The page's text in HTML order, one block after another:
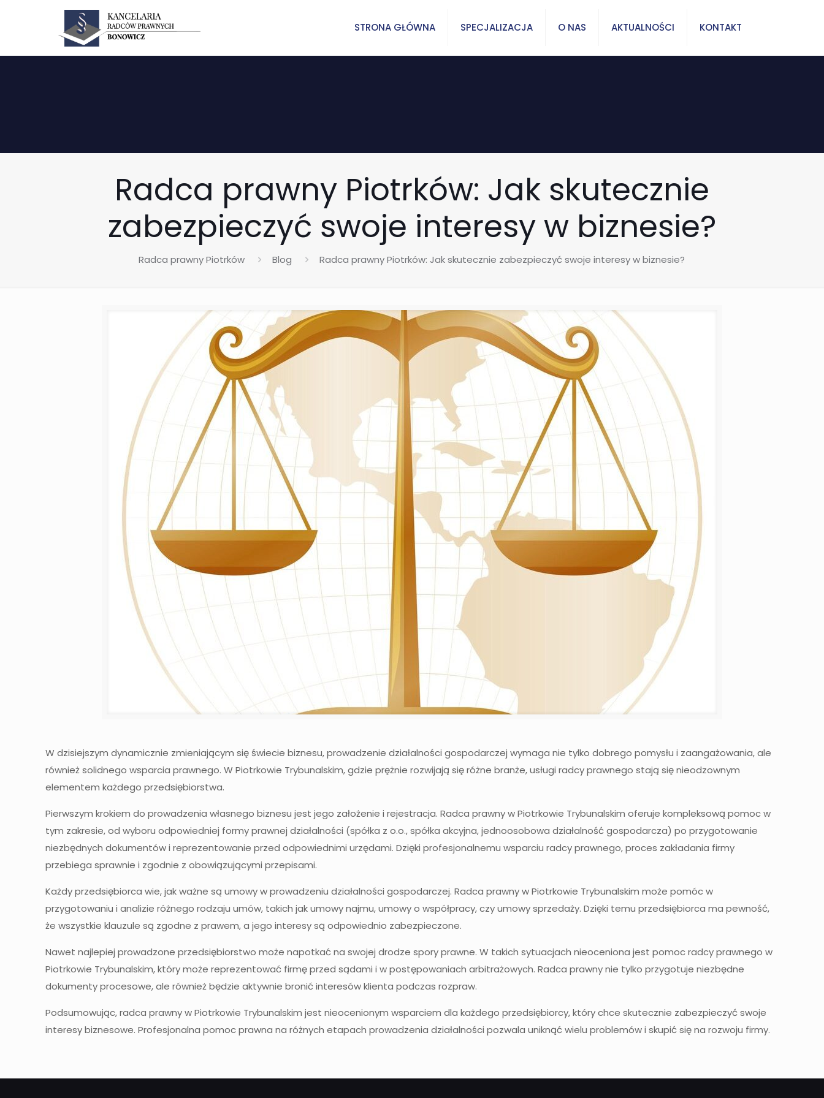
STRONA GŁÓWNA SPECJALIZACJA O NAS AKTUALNOŚCI KONTAKT
Radca prawny Piotrków: Jak skutecznie
zabezpieczyć swoje interesy w biznesie?
Radca prawny Piotrków Blog Radca prawny Piotrków: Jak skutecznie zabezpieczyć swoje interesy w biznesie?
W dzisiejszym dynamicznie zmieniającym się świecie biznesu, prowadzenie działalności gospodarczej wymaga nie tylko dobrego pomysłu i zaangażowania, ale
również solidnego wsparcia prawnego. W Piotrkowie Trybunalskim, gdzie prężnie rozwijają się różne branże, usługi radcy prawnego stają się nieodzownym
elementem każdego przedsiębiorstwa.
Pierwszym krokiem do prowadzenia własnego biznesu jest jego założenie i rejestracja. Radca prawny w Piotrkowie Trybunalskim oferuje kompleksową pomoc w
tym zakresie, od wyboru odpowiedniej formy prawnej działalności (spółka z o.o., spółka akcyjna, jednoosobowa działalność gospodarcza) po przygotowanie
niezbędnych dokumentów i reprezentowanie przed odpowiednimi urzędami. Dzięki profesjonalnemu wsparciu radcy prawnego, proces zakładania firmy
przebiega sprawnie i zgodnie z obowiązującymi przepisami.
Każdy przedsiębiorca wie, jak ważne są umowy w prowadzeniu działalności gospodarczej. Radca prawny w Piotrkowie Trybunalskim może pomóc w
przygotowaniu i analizie różnego rodzaju umów, takich jak umowy najmu, umowy o współpracy, czy umowy sprzedaży. Dzięki temu przedsiębiorca ma pewność,
że wszystkie klauzule są zgodne z prawem, a jego interesy są odpowiednio zabezpieczone.
Nawet najlepiej prowadzone przedsiębiorstwo może napotkać na swojej drodze spory prawne. W takich sytuacjach nieoceniona jest pomoc radcy prawnego w
Piotrkowie Trybunalskim, który może reprezentować firmę przed sądami i w postępowaniach arbitrażowych. Radca prawny nie tylko przygotuje niezbędne
dokumenty procesowe, ale również będzie aktywnie bronić interesów klienta podczas rozpraw.
Podsumowując, radca prawny w Piotrkowie Trybunalskim jest nieocenionym wsparciem dla każdego przedsiębiorcy, który chce skutecznie zabezpieczyć swoje
interesy biznesowe. Profesjonalna pomoc prawna na różnych etapach prowadzenia działalności pozwala uniknąć wielu problemów i skupić się na rozwoju firmy.